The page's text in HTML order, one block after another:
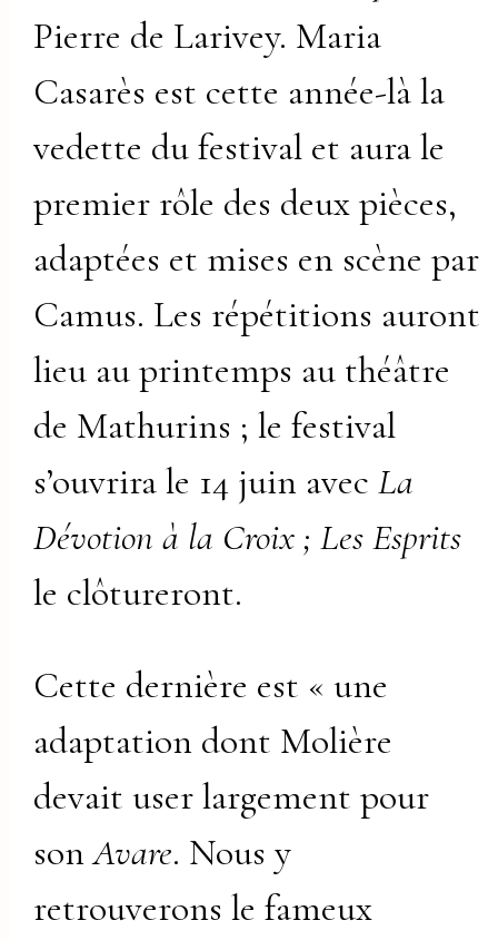
Pierre de Larivey. Maria
Casarès est cette année-là la
vedette du festival et aura le
premier rôle des deux pièces,
adaptées et mises en scène par
Camus. Les répétitions auront
lieu au printemps au théâtre
de Mathurins ; le festival
s’ouvrira le 14 juin avecLa
Dévotion à la Croix ; Les Esprits
le clôtureront.
Cette dernière est « une
adaptation dont Molière
devait user largement pour
sonAvare. Nous y
retrouverons le fameux